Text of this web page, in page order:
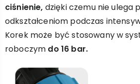
ciśnienie, dzięki czemu nie ulega
odkształceniom podczas
Korek może być stosowany w
roboczym do 16 bar.